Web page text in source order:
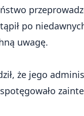
po
uwagę.
że jego